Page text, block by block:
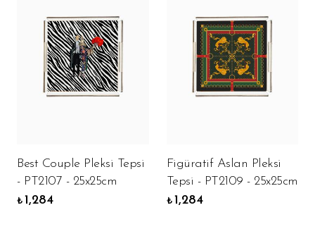
Best Couple Pleksi Tepsi
- PT2107 - 25x25cm
₺ 1,284
Figüratif Aslan Pleksi
Tepsi - PT2109 - 25x25cm
₺ 1,284